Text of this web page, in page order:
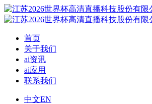
首页
关于我们
ai资讯
ai应用
联系我们
中文EN